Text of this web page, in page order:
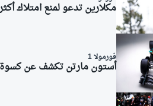
مكلارين تدعو لمنع امتلاك
فورمولا 1
أستون مارتن تكشف عن كسوة